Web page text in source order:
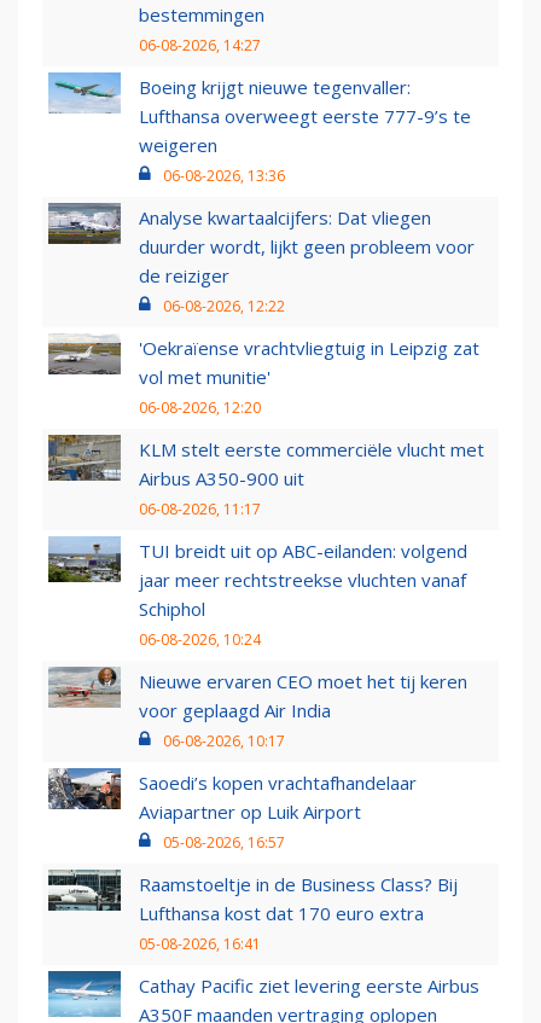
bestemmingen
06-08-2026, 14:27
Boeing krijgt nieuwe tegenvaller:
Lufthansa overweegt eerste 777-9’s te
weigeren
06-08-2026, 13:36
Analyse kwartaalcijfers: Dat vliegen
duurder wordt, lijkt geen probleem voor
de reiziger
06-08-2026, 12:22
'Oekraïense vrachtvliegtuig in Leipzig zat
vol met munitie'
06-08-2026, 12:20
KLM stelt eerste commerciële vlucht met
Airbus A350-900 uit
06-08-2026, 11:17
TUI breidt uit op ABC-eilanden: volgend
jaar meer rechtstreekse vluchten vanaf
Schiphol
06-08-2026, 10:24
Nieuwe ervaren CEO moet het tij keren
voor geplaagd Air India
06-08-2026, 10:17
Saoedi’s kopen vrachtafhandelaar
Aviapartner op Luik Airport
05-08-2026, 16:57
Raamstoeltje in de Business Class? Bij
Lufthansa kost dat 170 euro extra
05-08-2026, 16:41
Cathay Pacific ziet levering eerste Airbus
A350F maanden vertraging oplopen